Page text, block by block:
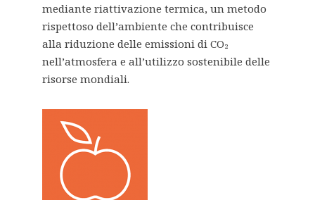
mediante riattivazione termica, un metodo
rispettoso dell’ambiente che contribuisce
alla riduzione delle emissioni di CO₂
nell’atmosfera e all’utilizzo sostenibile delle
risorse mondiali.